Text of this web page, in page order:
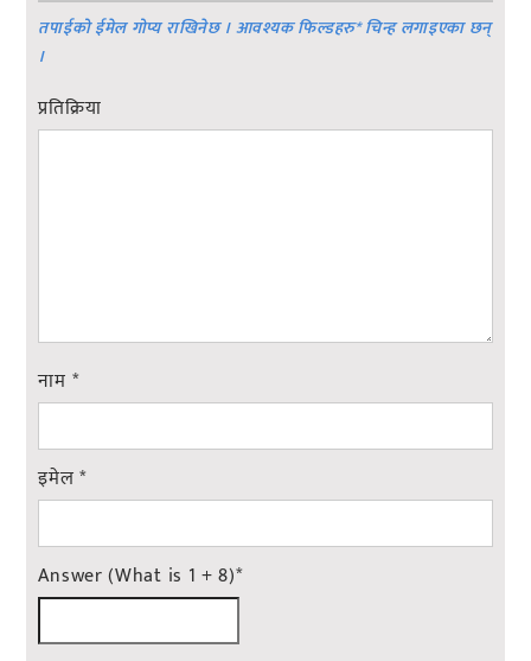
तपाईको ईमेल गोप्य राखिनेछ । आवश्यक फिल्डहरु*चिन्ह लगाइएका छन्
।
प्रतिक्रिया
नाम *
इमेल*
Answer (What is 1 + 8)*